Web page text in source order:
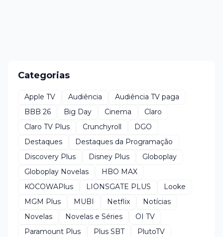
Categorias
Apple TV Audiência
Audiência TV paga
BBB 26
Big Day Cinema
Claro
Claro TV Plus
Crunchyroll
DGO
Destaques
Destaques da Programação
Discovery Plus
Disney Plus
Globoplay
Globoplay Novelas
HBO MAX
KOCOWAPlus
LIONSGATE PLUS
Looke
MGM Plus
MUBI Netflix
Notícias
Novelas
Novelas e Séries
OI TV
Paramount Plus
Plus SBT
PlutoTV